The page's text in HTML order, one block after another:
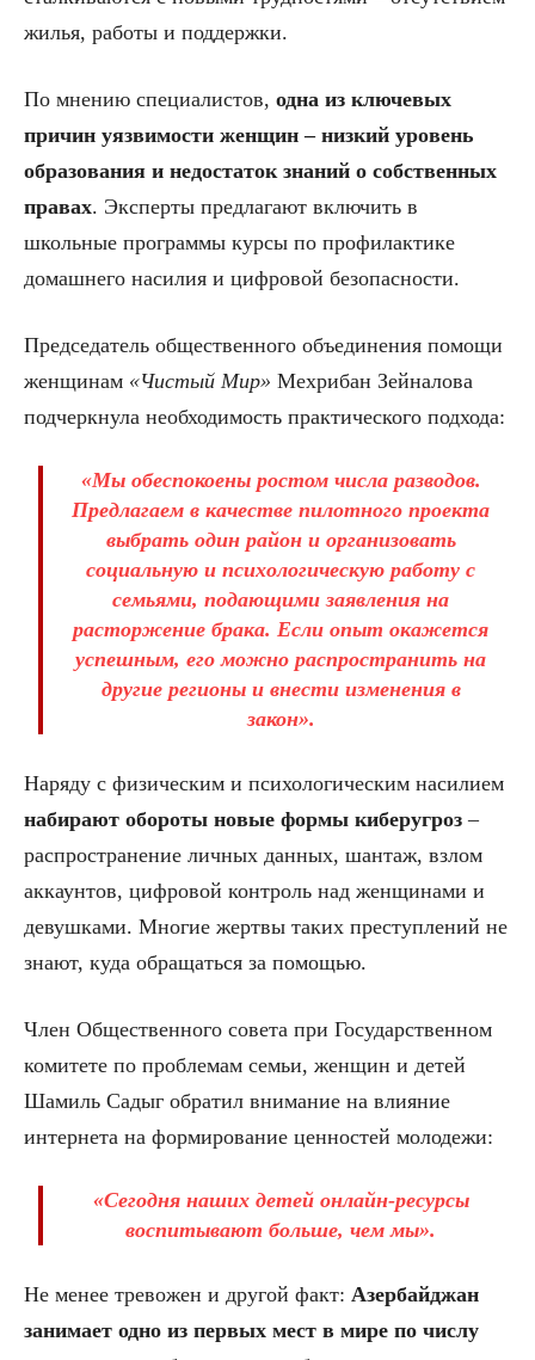
жилья, работы и поддержки.
По мнению специалистов, одна из ключевых
причин уязвимости женщин – низкий уровень
образования и недостаток знаний о собственных
правах. Эксперты предлагают включить в
школьные программы курсы по профилактике
домашнего насилия и цифровой безопасности.
Председатель общественного объединения помощи
женщинам «Чистый Мир» Мехрибан Зейналова
подчеркнула необходимость практического подхода:
«Мы обеспокоены ростом числа разводов.
Предлагаем в качестве пилотного проекта
выбрать один район и организовать
социальную и психологическую работу с
семьями, подающими заявления на
расторжение брака. Если опыт окажется
успешным, его можно распространить на
другие регионы и внести изменения в
закон».
Наряду с физическим и психологическим насилием
набирают обороты новые формы киберугроз –
распространение личных данных, шантаж, взлом
аккаунтов, цифровой контроль над женщинами и
девушками. Многие жертвы таких преступлений не
знают, куда обращаться за помощью.
Член Общественного совета при Государственном
комитете по проблемам семьи, женщин и детей
Шамиль Садыг обратил внимание на влияние
интернета на формирование ценностей молодежи:
«Сегодня наших детей онлайн-ресурсы
воспитывают больше, чем мы».
Не менее тревожен и другой факт: Азербайджан
занимает одно из первых мест в мире по числу